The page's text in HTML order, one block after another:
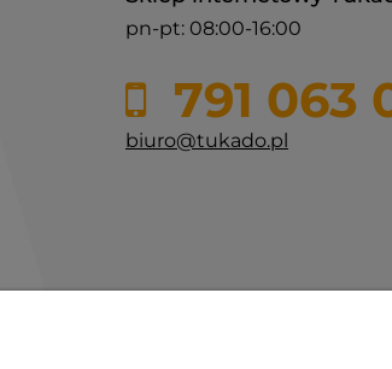
pn-pt: 08:00-16:00
791 063
biuro@tukado.pl